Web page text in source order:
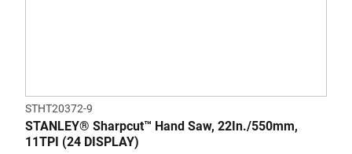
STHT20372-9
STANLEY® Sharpcut™ Hand Saw, 22In./550mm,
11TPI (24 DISPLAY)